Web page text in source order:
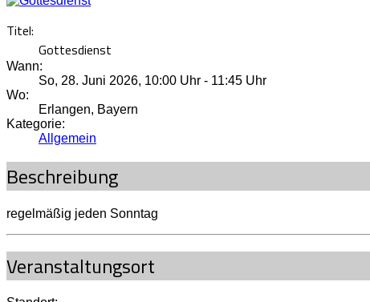
Titel:
Gottesdienst
Wann:
So, 28. Juni 2026, 10:00 Uhr - 11:45 Uhr
Wo:
Erlangen, Bayern
Kategorie:
Allgemein
Beschreibung
regelmäßig jeden Sonntag
Veranstaltungsort